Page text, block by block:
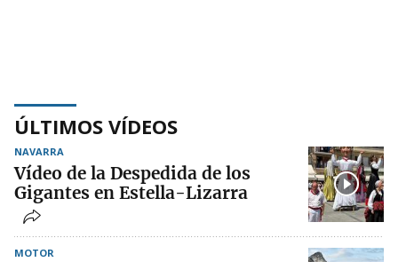
ÚLTIMOS VÍDEOS
NAVARRA
Vídeo de la Despedida de los
Gigantes en Estella-Lizarra
MOTOR